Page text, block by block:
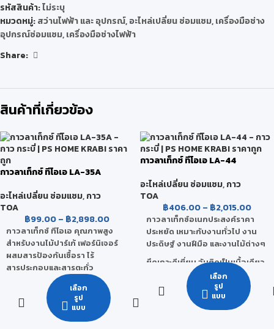
รหัสสินค้า:ไม่ระบุ
หมวดหมู่:สว่านไฟฟ้า และ อุปกรณ์,อะไหล่เปลี่ยน ซ่อมแซม,เครื่องมือช่าง
อุปกรณ์ซ่อมแซม,เครื่องมือช่างไฟฟ้า
Share:
สินค้าที่เกี่ยวข้อง
กาวลาเท็กซ์ ทีโอเอ LA-35A
อะไหล่เปลี่ยน ซ่อมแซม,กาว
TOA
฿99.00– ฿2,898.00
กาวลาเท็กซ์ ทีโอเอ คุณภาพสูง
สำหรับงานไม้ปาร์เก้ เฟอร์นิเจอร์
ผสมสารป้องกันเชื้อรา ไร้
สารประกอบและสารตะกั่ว
ให้การยึดเกาะที่ดีและแข็งแรงเหนียว
แน่น จับติดกันเป็นเนื้อเดียวกับชิ้น
งาน
มีความข้นเหลวพอเหมาะ ปาดกาว
เลือก
รูป
แบบ
กาวลาเท็กซ์ ทีโอเอ LA-44
อะไหล่เปลี่ยน ซ่อมแซม,กาว
TOA
฿406.00– ฿2,015.00
กาวลาเท็กซ์อเนกประสงค์ราคา
ประหยัด เหมาะกับงานทั่วไป งาน
ประดิษฐ์ งานฝีมือ และงานไม้ต่างๆ
ยึดเกาะดีเยี่ยม จับติดเป็นเนื้อเดียว
ไม่ผสมสารปรอท ตะกั่ว
ไม่ทิ้งคราบสกปรกเมื่อแห้ง
ข้อมูลทางเทคนิค
เลือก
รูป
แบบ